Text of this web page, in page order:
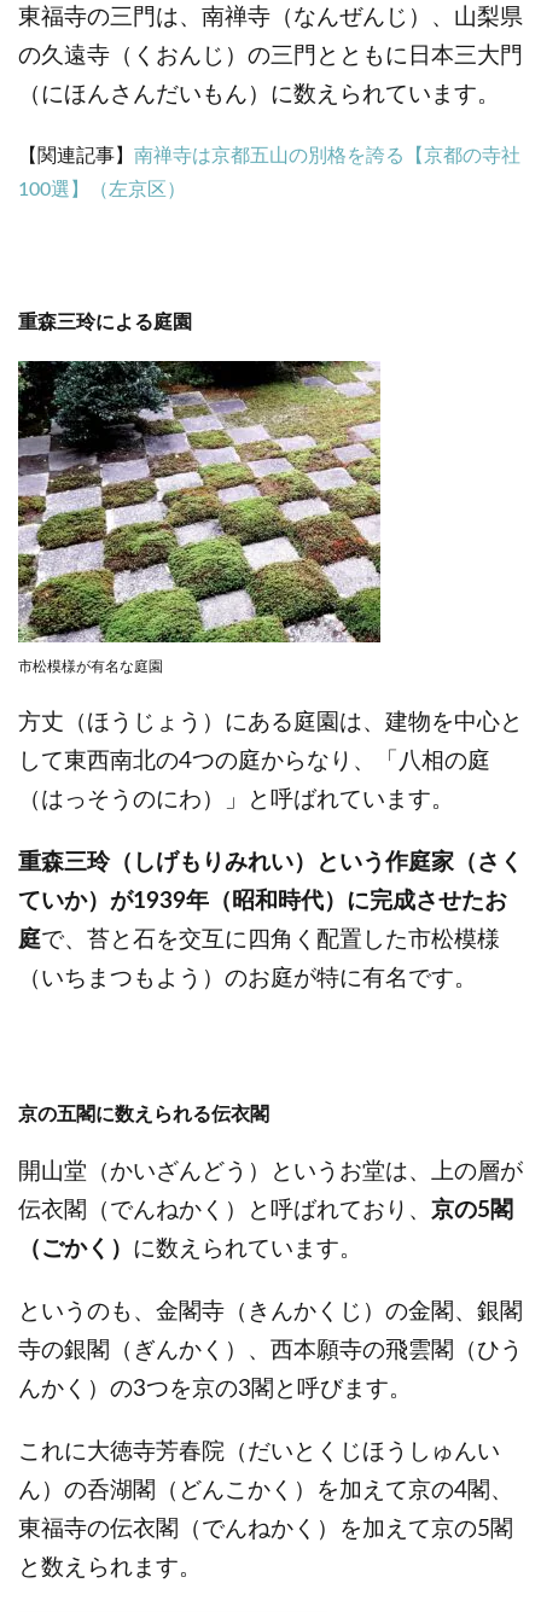
東福寺の三門は、南禅寺（なんぜんじ）、山梨県
の久遠寺（くおんじ）の三門とともに日本三大門
（にほんさんだいもん）に数えられています。
【関連記事】 南禅寺は京都五山の別格を誇る【京都の寺社
100選】（左京区）
重森三玲による庭園
市松模様が有名な庭園
方丈（ほうじょう）にある庭園は、建物を中心と
して東西南北の4つの庭からなり、「八相の庭
（はっそうのにわ）」と呼ばれています。
重森三玲（しげもりみれい）という作庭家（さく
ていか）が1939年（昭和時代）に完成させたお
庭で、苔と石を交互に四角く配置した市松模様
（いちまつもよう）のお庭が特に有名です。
京の五閣に数えられる伝衣閣
開山堂（かいざんどう）というお堂は、上の層が
伝衣閣（でんねかく）と呼ばれており、 京の5閣
（ごかく） に数えられています。
というのも、金閣寺（きんかくじ）の金閣、銀閣
寺の銀閣（ぎんかく）、西本願寺の飛雲閣（ひう
んかく）の3つを京の3閣と呼びます。
これに大徳寺芳春院（だいとくじほうしゅんい
ん）の呑湖閣（どんこかく）を加えて京の4閣、
東福寺の伝衣閣（でんねかく）を加えて京の5閣
と数えられます。